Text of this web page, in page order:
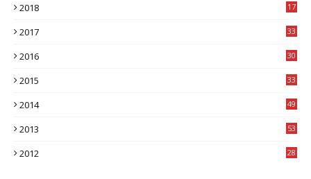
2018
17
2017
33
2016
30
2015
33
2014
49
2013
53
2012
28